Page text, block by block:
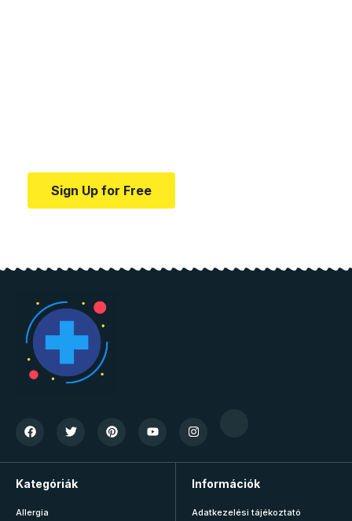
Sign Up for Free
Kategóriák
Allergia
Információk
Adatkezelési tájékoztató